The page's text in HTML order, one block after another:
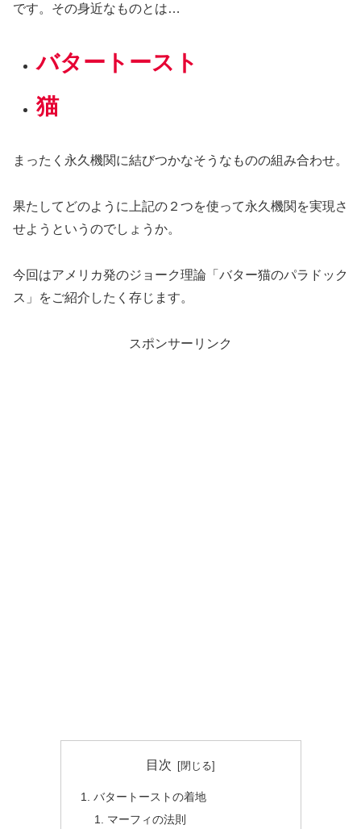
です。その身近なものとは…
バタートースト
猫
まったく永久機関に結びつかなそうなものの組み合わせ。
果たしてどのように上記の２つを使って永久機関を実現さ
せようというのでしょうか。
今回はアメリカ発のジョーク理論「バター猫のパラドック
ス」をご紹介したく存じます。
スポンサーリンク
目次
バタートーストの着地
マーフィの法則